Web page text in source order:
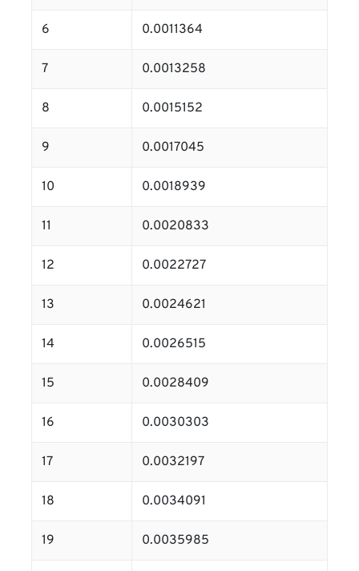
6 0.0011364
7 0.0013258
8 0.0015152
9 0.0017045
10 0.0018939
11 0.0020833
12 0.0022727
13 0.0024621
14 0.0026515
15 0.0028409
16 0.0030303
17 0.0032197
18 0.0034091
19 0.0035985